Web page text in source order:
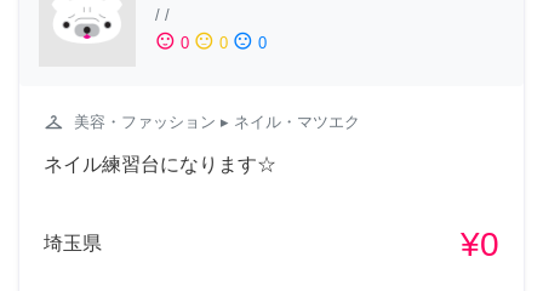
/ /
sentiment_satisfied 0 sentiment_neutral 0 sentiment_dissatisfied 0
checkroom 美容・ファッション ▸ ネイル・マツエク
ネイル練習台になります☆
埼玉県 ¥0